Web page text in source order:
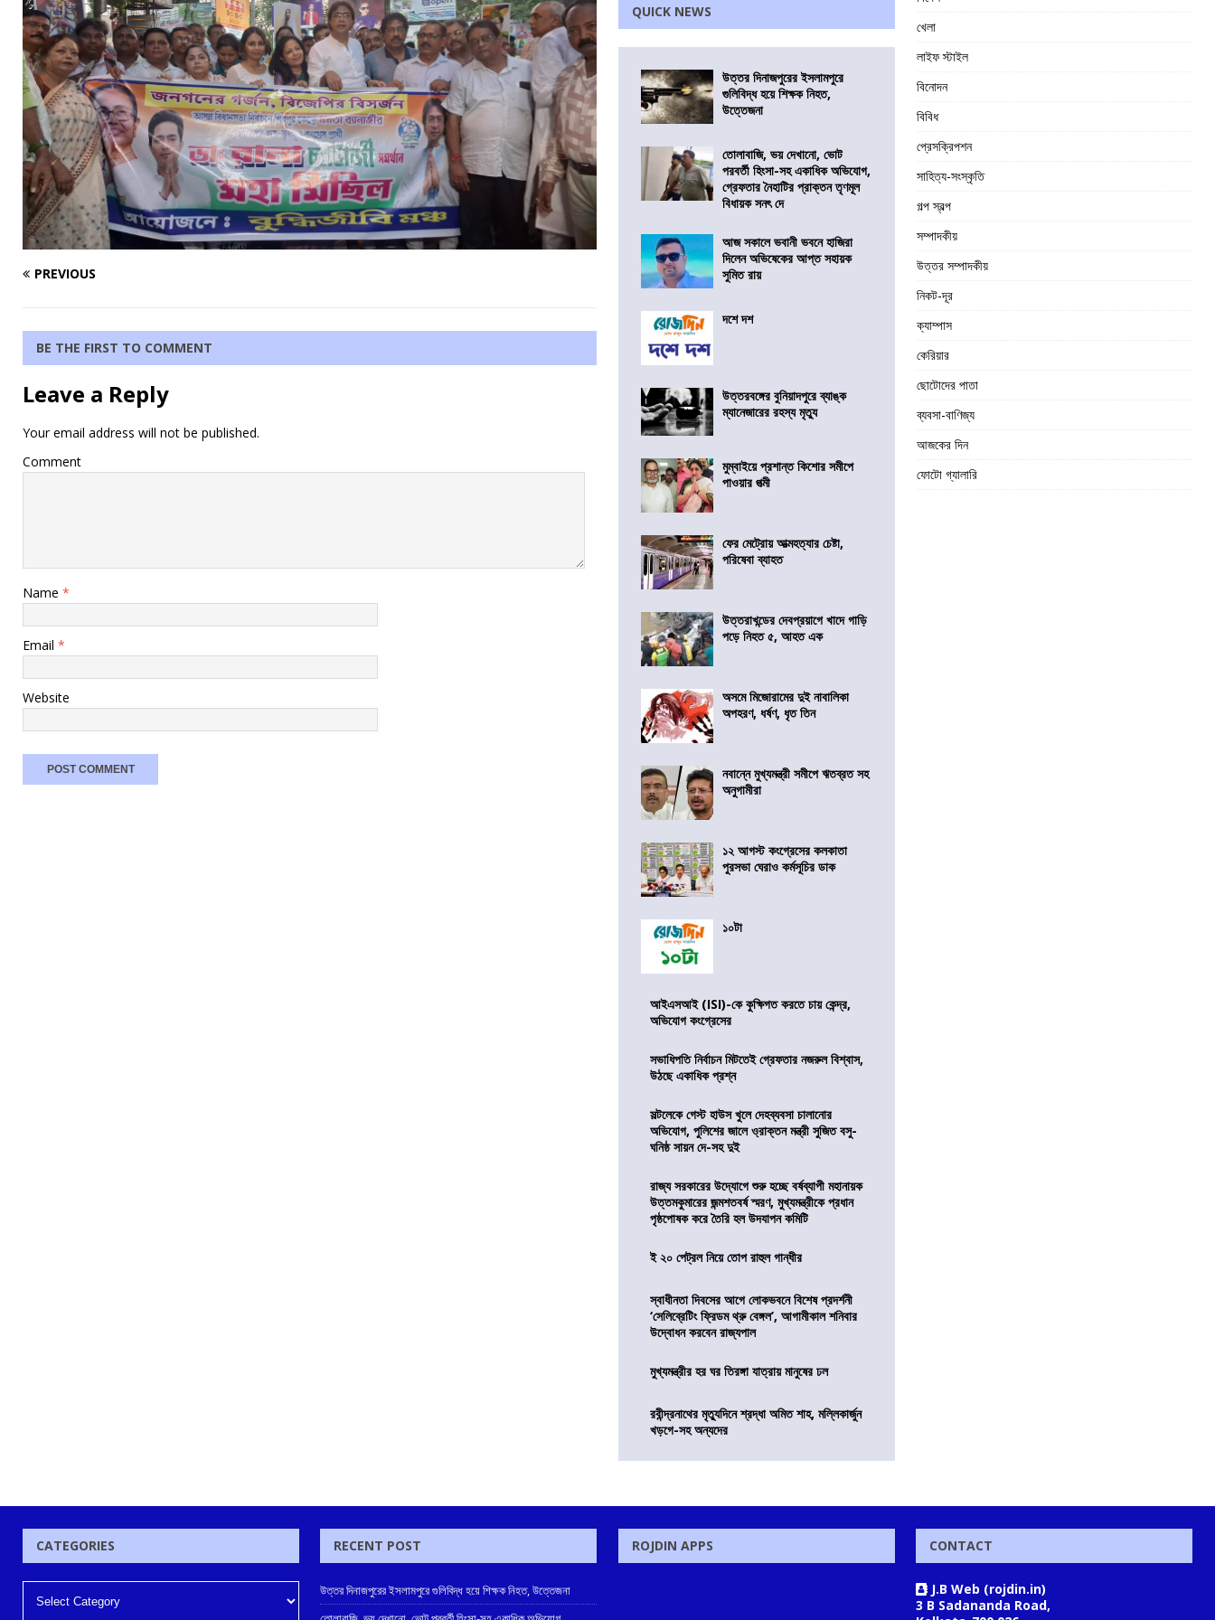
PREVIOUS
BE THE FIRST TO COMMENT
Leave a Reply
Your email address will not be published.
Comment
Name *
Email *
Website
QUICK NEWS
উত্তর দিনাজপুরের ইসলামপুরে
গুলিবিদ্ধ হয়ে শিক্ষক নিহত,
উত্তেজনা
তোলাবাজি, ভয় দেখানো, ভোট
পরবর্তী হিংসা-সহ একাধিক অভিযোগ,
গ্রেফতার নৈহাটির প্রাক্তন তৃণমূল
বিধায়ক সনৎ দে
আজ সকালে ভবানী ভবনে হাজিরা
দিলেন অভিষেকের আপ্ত সহায়ক
সুমিত রায়
দশে দশ
উত্তরবঙ্গের বুনিয়াদপুরে ব্যাঙ্ক
ম্যানেজারের রহস্য মৃত্যু
মুম্বাইয়ে প্রশান্ত কিশোর সমীপে
পাওয়ার পত্মী
ফের মেট্রোয় আত্মহত্যার চেষ্টা,
পরিষেবা ব্যাহত
উত্তরাখন্ডের দেবপ্রয়াগে খাদে গাড়ি
পড়ে নিহত ৫, আহত এক
অসমে মিজোরামের দুই নাবালিকা
অপহরণ, ধর্ষণ, ধৃত তিন
নবান্নে মুখ্যমন্ত্রী সমীপে ঋতব্রত সহ
অনুগামীরা
১২ আগস্ট কংগ্রেসের কলকাতা
পুরসভা ঘেরাও কর্মসূচির ডাক
১০টা
আইএসআই (ISI)-কে কুক্ষিগত করতে চায় কেন্দ্র,
অভিযোগ কংগ্রেসের
সভাধিপতি নির্বাচন মিটতেই গ্রেফতার নজরুল বিশ্বাস,
উঠছে একাধিক প্রশ্ন
সল্টলেকে গেস্ট হাউস খুলে দেহব্যবসা চালানোর
অভিযোগ, পুলিশের জালে ও্রাক্তন মন্ত্রী সুজিত বসু-
ঘনিষ্ঠ সায়ন দে-সহ দুই
রাজ্য সরকারের উদ্যোগে শুরু হচ্ছে বর্ষব্যাপী মহানায়ক
উত্তমকুমারের জন্মশতবর্ষ স্মরণ, মুখ্যমন্ত্রীকে প্রধান
পৃষ্ঠপোষক করে তৈরি হল উদযাপন কমিটি
ই ২০ পেট্রল নিয়ে তোপ রাহুল গান্ধীর
স্বাধীনতা দিবসের আগে লোকভবনে বিশেষ প্রদর্শনী
‘সেলিব্রেটিং ফ্রিডম থ্রু বেঙ্গল’, আগামীকাল শনিবার
উদ্বোধন করবেন রাজ্যপাল
মুখ্যমন্ত্রীর হর ঘর তিরঙ্গা যাত্রায় মানুষের ঢল
রবীন্দ্রনাথের মৃত্যুদিনে শ্রদ্ধা অমিত শাহ, মল্লিকার্জুন
খড়গে-সহ অন্যদের
খেলা
লাইফ স্টাইল
বিনোদন
বিবিধ
প্রেসক্রিপশন
সাহিত্য-সংস্কৃতি
গল্প স্বল্প
সম্পাদকীয়
উত্তর সম্পাদকীয়
নিকট-দূর
ক্যাম্পাস
কেরিয়ার
ছোটোদের পাতা
ব্যবসা-বাণিজ্য
আজকের দিন
ফোটো গ্যালারি
CATEGORIES RECENT POST
উত্তর দিনাজপুরের ইসলামপুরে গুলিবিদ্ধ হয়ে শিক্ষক নিহত, উত্তেজনা
ROJDIN APPS CONTACT
J.B Web (rojdin.in)
3 B Sadananda Road,